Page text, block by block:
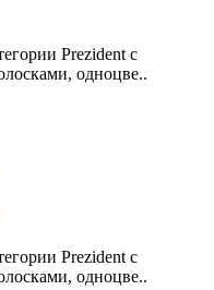
Prezident с
одноцве..
Prezident с
одноцве..